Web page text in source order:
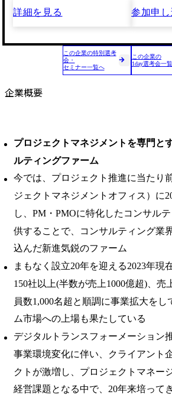
詳細を見る
参加申
この企業の特別選考
会・
セミナー一覧へ
この企業の
1day選考会一
企業概要
プロジェクトマネジメントを専門と
ルティングファーム
今では、プロジェクト推進に当たり
ジェクトマネジメントオフィス）に
し、PM・PMOに特化したコンサル
供することで、コンサルティング業
込んだ新進気鋭のファーム
まもなく設立20年を迎える2023年現在
150社以上(半数が売上1000億超)、売
員数1,000名超と順調に事業拡大をし
ム市場への上場も果たしている
デジタルトランスフォーメーション
事業環境変化に伴い、クライアント
クトが激増し、プロジェクトマネー
経営課題となる中で、 20年来培って